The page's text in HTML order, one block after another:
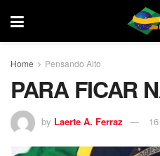
Home Pensando Alto
PARA FICAR
by Laerte A. Ferraz